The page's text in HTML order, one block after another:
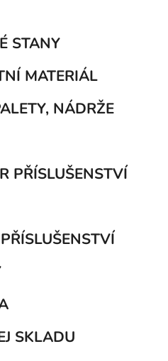
STANY
MATERIÁL
NÁDRŽE
PŘÍSLUŠENSTVÍ
SKLADU